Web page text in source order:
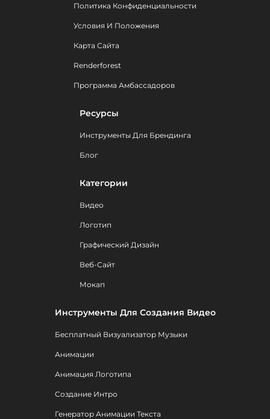
Политика Конфиденциальности
Условия И Положения
Карта Сайта
Renderforest
Программа Амбассадоров
Ресурсы
Инструменты Для Брендинга
Блог
Категории
Видео
Логотип
Графический Дизайн
Веб-Сайт
Мокап
Инструменты Для Создания Видео
Бесплатный Визуализатор Музыки
Анимации
Анимация Логотипа
Создание Интро
Генератор Анимации Текста